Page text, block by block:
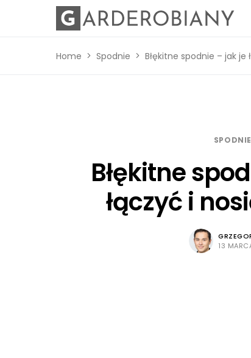
Home Spodnie Błękitne spodnie – jak
SPODNIE
Błękitne
łączyć i
13